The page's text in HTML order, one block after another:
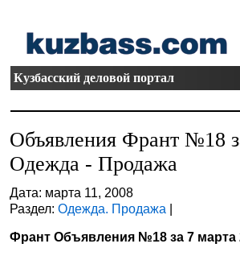
Кузбасский деловой портал
Объявления Франт №18
Одежда - Продажа
Дата: марта 11, 2008
Раздел:Одежда. Продажа |
Франт Объявления №18 за 7 марта